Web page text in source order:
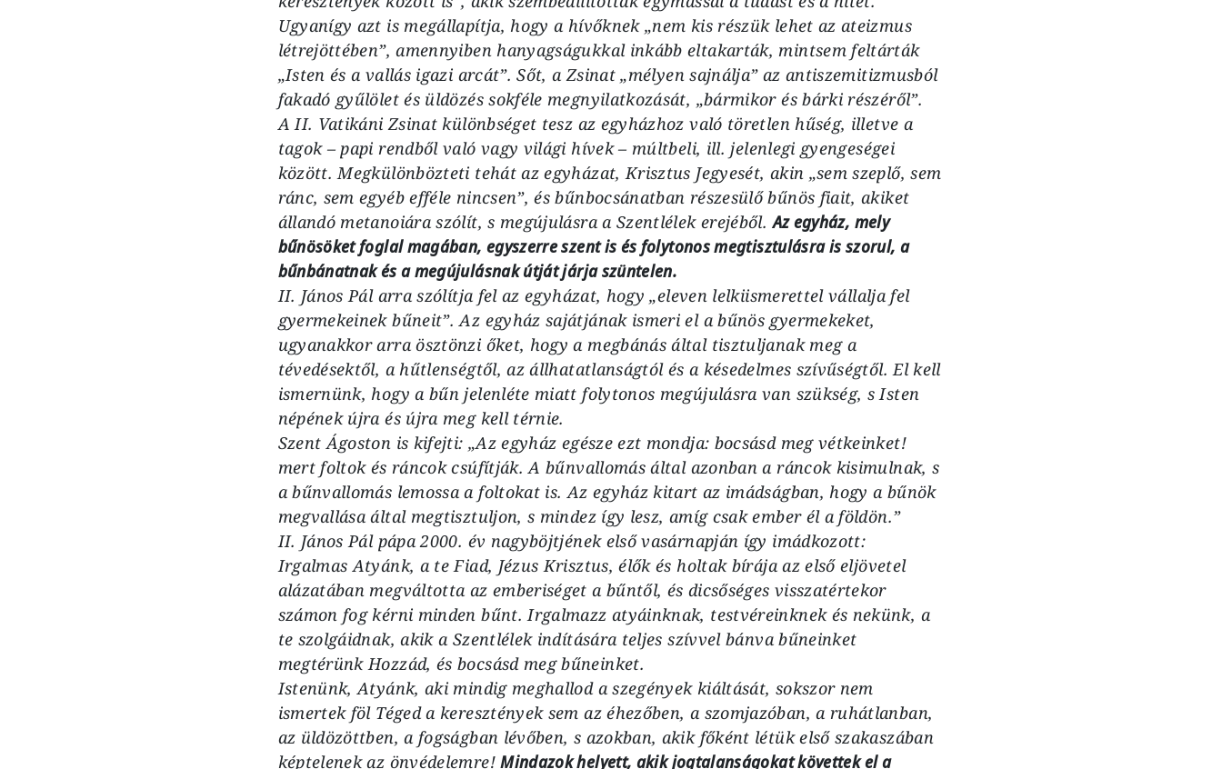
Ugyanígy azt is megállapítja, hogy a hívőknek „nem kis részük lehet az ateizmus
létrejöttében”, amennyiben hanyagságukkal inkább eltakarták, mintsem feltárták
„Isten és a vallás igazi arcát”. Sőt, a Zsinat „mélyen sajnálja” az antiszemitizmusból
fakadó gyűlölet és üldözés sokféle megnyilatkozását, „bármikor és bárki részéről”.
A II. Vatikáni Zsinat különbséget tesz az egyházhoz való töretlen hűség, illetve a
tagok – papi rendből való vagy világi hívek – múltbeli, ill. jelenlegi gyengeségei
között. Megkülönbözteti tehát az egyházat, Krisztus Jegyesét, akin „sem szeplő, sem
ránc, sem egyéb efféle nincsen”, és bűnbocsánatban részesülő bűnös fiait, akiket
állandó metanoiára szólít, s megújulásra a Szentlélek erejéből.Az egyház, mely
bűnösöket foglal magában, egyszerre szent is és folytonos megtisztulásra is szorul, a
bűnbánatnak és a megújulásnak útját járja szüntelen.
II. János Pál arra szólítja fel az egyházat, hogy „eleven lelkiismerettel vállalja fel
gyermekeinek bűneit”. Az egyház sajátjának ismeri el a bűnös gyermekeket,
ugyanakkor arra ösztönzi őket, hogy a megbánás által tisztuljanak meg a
tévedésektől, a hűtlenségtől, az állhatatlanságtól és a késedelmes szívűségtől. El kell
ismernünk, hogy a bűn jelenléte miatt folytonos megújulásra van szükség, s Isten
népének újra és újra meg kell térnie.
Szent Ágoston is kifejti: „Az egyház egésze ezt mondja: bocsásd meg vétkeinket!
mert foltok és ráncok csúfítják. A bűnvallomás által azonban a ráncok kisimulnak, s
a bűnvallomás lemossa a foltokat is. Az egyház kitart az imádságban, hogy a bűnök
megvallása által megtisztuljon, s mindez így lesz, amíg csak ember él a földön.”
II. János Pál pápa 2000. év nagyböjtjének első vasárnapján így imádkozott:
Irgalmas Atyánk, a te Fiad, Jézus Krisztus, élők és holtak bírája az első eljövetel
alázatában megváltotta az emberiséget a bűntől, és dicsőséges visszatértekor
számon fog kérni minden bűnt. Irgalmazz atyáinknak, testvéreinknek és nekünk, a
te szolgáidnak, akik a Szentlélek indítására teljes szívvel bánva bűneinket
megtérünk Hozzád, és bocsásd meg bűneinket.
Istenünk, Atyánk, aki mindig meghallod a szegények kiáltását, sokszor nem
ismertek föl Téged a keresztények sem az éhezőben, a szomjazóban, a ruhátlanban,
az üldözöttben, a fogságban lévőben, s azokban, akik főként létük első szakaszában
képtelenek az önvédelemre!Mindazok helyett, akik jogtalanságokat követtek el a